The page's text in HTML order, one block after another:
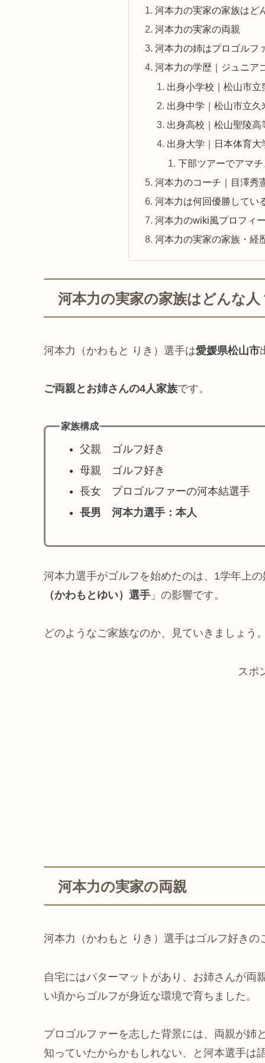
河本力の実家の家族はど
河本力の実家の両親
河本力の姉はプロゴルフ
河本力の学歴｜ジュニア
出身小学校｜松山市
出身中学｜松山市立
出身高校｜松山聖陵
出身大学｜日本体育大
下部ツアーでアマ
河本力のコーチ｜目澤秀
河本力は何回優勝してい
河本力のwiki風プロフィ
河本力の実家の家族・経
河本力の実家の家族はどんな人
河本力（かわもと りき）選手は愛媛県松山市
ご両親とお姉さんの4人家族です。
家族構成
父親 ゴルフ好き
母親 ゴルフ好き
長女 プロゴルファーの河本結選手
長男 河本力選手：本人
河本力選手がゴルフを始めたのは、1学年上
（かわもとゆい）選手 」の影響です。
どのようなご家族なのか、見ていきましょう
スポ
河本力の実家の両親
河本力（かわもと りき）選手はゴルフ好きの
自宅にはパターマットがあり、お姉さんが両
い頃からゴルフが身近な環境で育ちました。
プロゴルファーを志した背景には、両親が姉
知っていたからかもしれない、と河本選手は